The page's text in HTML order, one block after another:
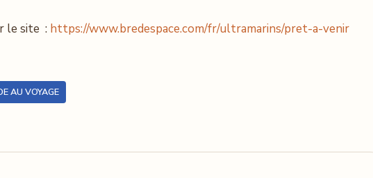
le site : https://www.bredespace.com/fr/ultramarins/pret-a-venir
AU VOYAGE